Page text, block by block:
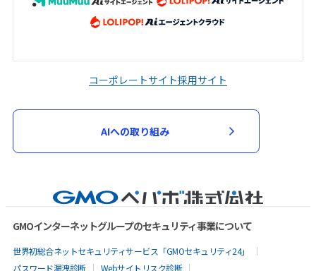
コーポレートサイト採用サイト
AIへの取り組み
GMOインターネットグループのセキュリティ事業について
世界初総合ネットセキュリティサービス「GMOセキュリティ24」
パスワード漏洩診断
Webサイトリスク診断